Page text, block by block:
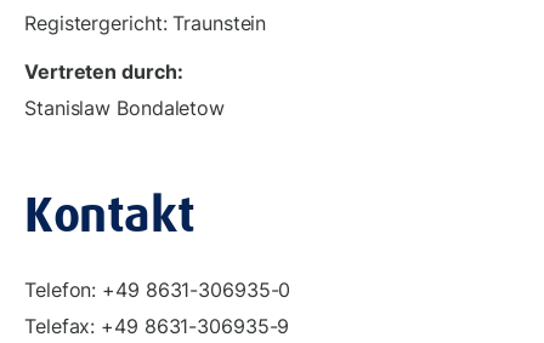
Registergericht: Traunstein
Vertreten durch:
Stanislaw Bondaletow
Kontakt
Telefon: +49 8631-306935-0
Telefax: +49 8631-306935-9